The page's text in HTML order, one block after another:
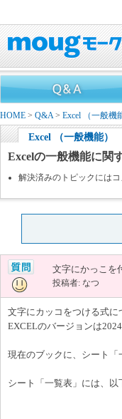
HOME > Q&A> Excel （一般機
Excel （一般機能）
Excelの一般機能に関
解決済みのトピックにはコ
文字にかっこを
投稿者: なつ
文字にカッコをつける式に
EXCELのバージョンは2024
現在のブックに、シート「
シート「一覧表」には、